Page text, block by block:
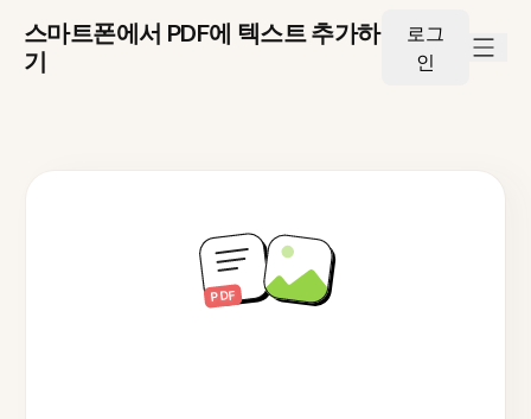
스마트폰에서 PDF에 텍스트 추가하
기
로그
인